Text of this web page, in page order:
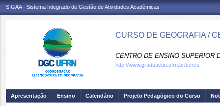
SIGAA - Sistema Integrado de Gestão de Atividades Acadêmicas
CURSO DE GEOGRAFIA /
CENTRO DE ENSINO SUPERIOR
http://www.graduacao.ufrn.br/ceres
Apresentação Ensino Calendário Projeto Pedagógico do Curso